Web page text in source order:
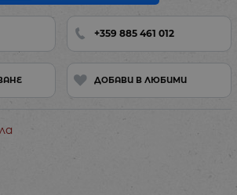
+359 885 461 012
ДОБАВИ В ЛЮБИМИ